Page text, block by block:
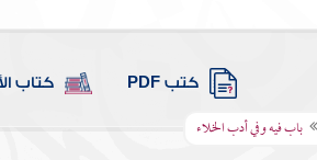
كتب PDF كتاب
باب فيه وفي أدب الخلاء